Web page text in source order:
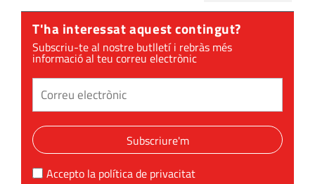
T'ha interessat aquest contingut?
Subscriu-te al nostre butlletí i rebràs més
informació al teu correu electrònic
Subscriure'm
Accepto la política de privacitat